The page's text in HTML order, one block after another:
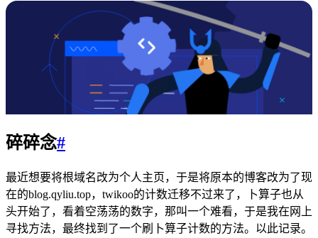
碎碎念#
最近想要将根域名改为个人主页，于是将原本的博客改为了现
在的blog.qyliu.top，twikoo的计数迁移不过来了，卜算子也从
头开始了，看着空荡荡的数字，那叫一个难看，于是我在网上
寻找方法，最终找到了一个刷卜算子计数的方法。以此记录。